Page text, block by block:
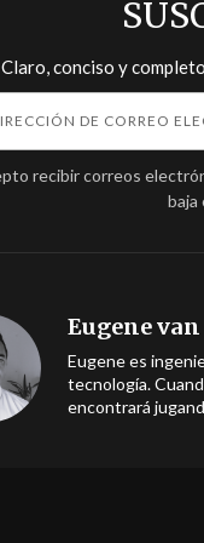
Claro, conciso y
recibir correos
baja
Eugene
Eugene es
tecnología.
encontrará